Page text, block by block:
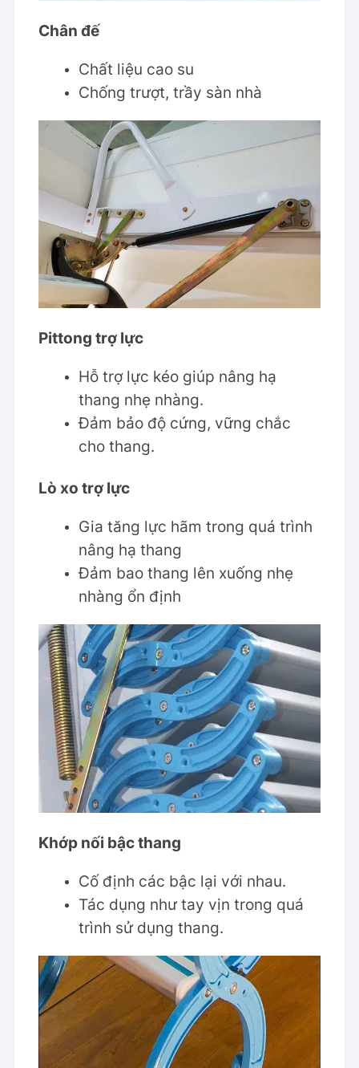
Chân đế
Chất liệu cao su
Chống trượt, trầy sàn nhà
Pittong trợ lực
Hỗ trợ lực kéo giúp nâng hạ
thang nhẹ nhàng.
Đảm bảo độ cứng, vững chắc
cho thang.
Lò xo trợ lực
Gia tăng lực hãm trong quá trình
nâng hạ thang
Đảm bao thang lên xuống nhẹ
nhàng ổn định
Khớp nối bậc thang
Cố định các bậc lại với nhau.
Tác dụng như tay vịn trong quá
trình sử dụng thang.